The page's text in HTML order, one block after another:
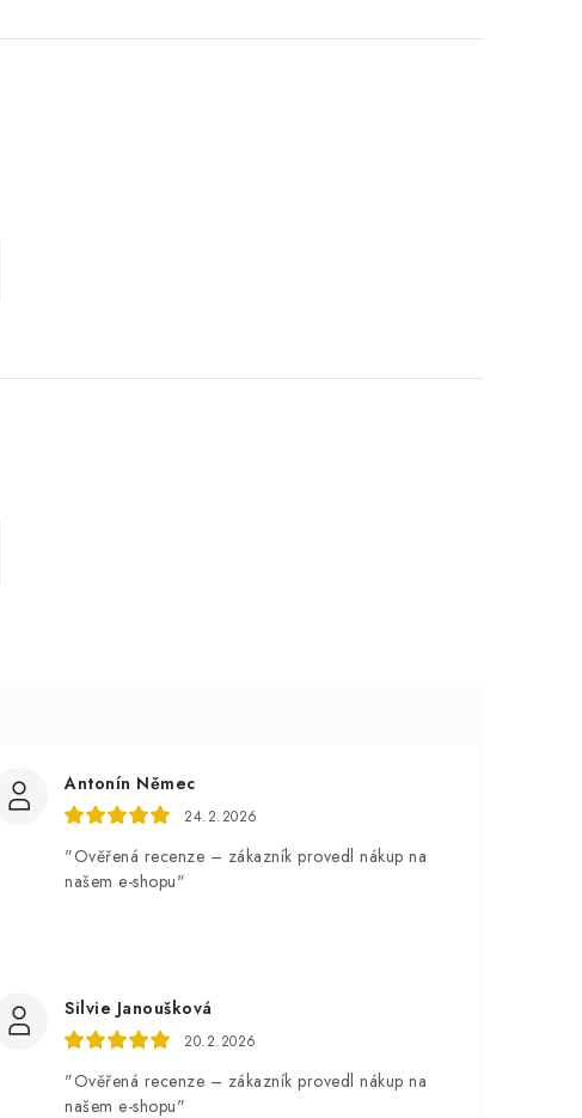
Antonín Němec
24.2.2026
"Ověřená recenze – zákazník provedl nákup na
našem e-shopu"
Silvie Janoušková
20.2.2026
"Ověřená recenze – zákazník provedl nákup na
našem e-shopu"